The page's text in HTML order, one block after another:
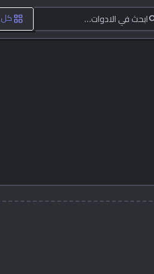
ابحث في الادوات… grid_view كل